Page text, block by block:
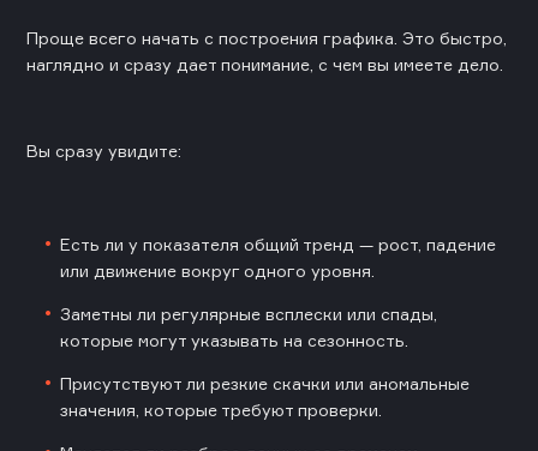
Проще всего начать с построения графика. Это быстро,
наглядно и сразу дает понимание, с чем вы имеете дело.
Вы сразу увидите:
Есть ли у показателя общий тренд — рост, падение
или движение вокруг одного уровня.
Заметны ли регулярные всплески или спады,
которые могут указывать на сезонность.
Присутствуют ли резкие скачки или аномальные
значения, которые требуют проверки.